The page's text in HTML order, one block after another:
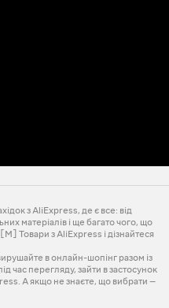
з AliExpress, де є все: від
матеріалів і ще багато чого, що
Товари з AliExpress і дізнайтеся
в онлайн-шопінг разом із
час перегляду, зайти в застосунок
А якщо не знаєте, що вибрати —